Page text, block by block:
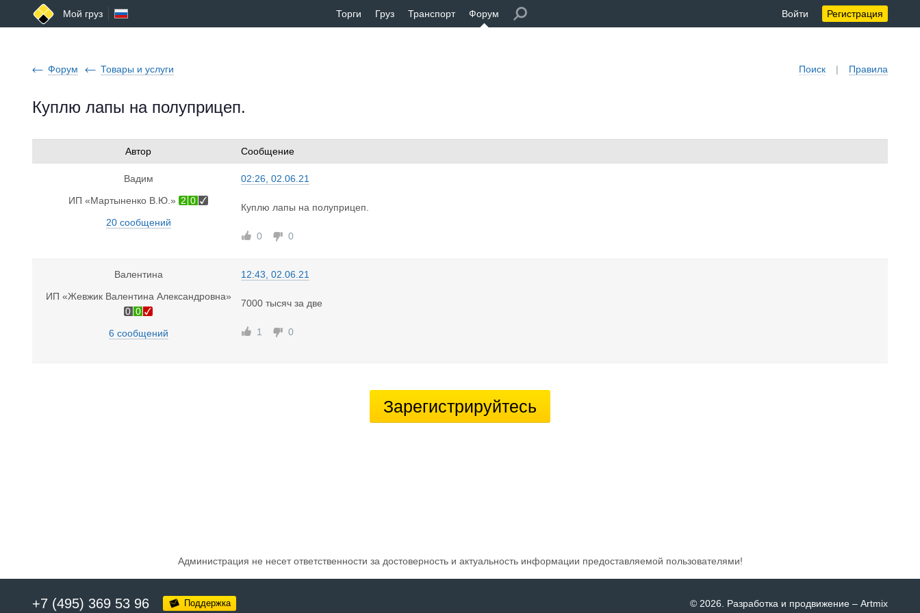
Мой груз Торги Груз Транспорт Форум Войти Регистрация
Поиск | Правила
Форум Товары и услуги
Куплю лапы на полуприцеп.
Автор Сообщение
Вадим
ИП «Мартыненко В.Ю.» 2 0
20 сообщений
02:26, 02.06.21
Куплю лапы на полуприцеп.
0 0
Валентина
ИП «Жевжик Валентина Александровна»
0 0
6 сообщений
12:43, 02.06.21
7000 тысяч за две
1 0
Зарегистрируйтесь
Администрация не несет ответственности за достоверность и актуальность информации предоставляемой пользователями!
+7 (495) 369 53 96 Поддержка © 2026 . Разработка и продвижение – Artmix